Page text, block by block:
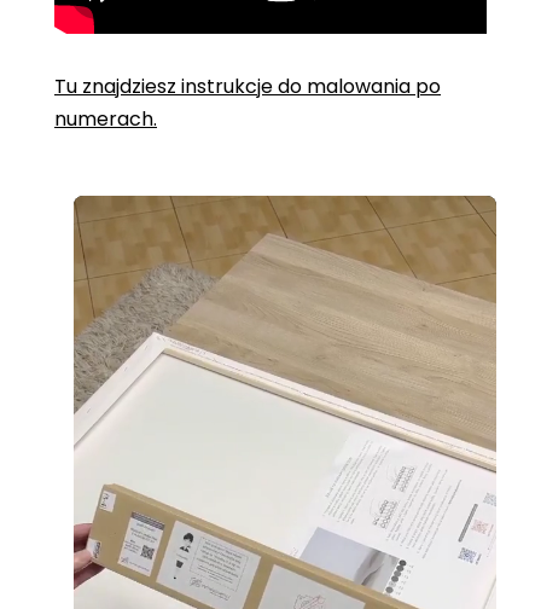
Tu znajdziesz instrukcje do malowania po
numerach.